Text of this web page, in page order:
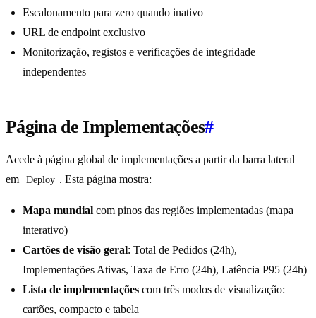
Escalonamento para zero quando inativo
URL de endpoint exclusivo
Monitorização, registos e verificações de integridade
independentes
Página de Implementações#
Acede à página global de implementações a partir da barra lateral
em
Deploy . Esta página mostra:
Mapa mundial com pinos das regiões implementadas (mapa
interativo)
Cartões de visão geral: Total de Pedidos (24h),
Implementações Ativas, Taxa de Erro (24h), Latência P95 (24h)
Lista de implementações com três modos de visualização:
cartões, compacto e tabela